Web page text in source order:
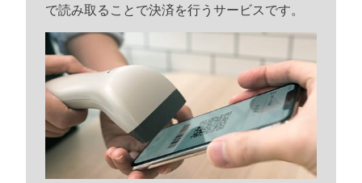
で読み取ることで決済を行うサービスです。